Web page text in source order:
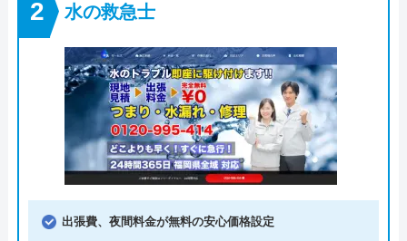
水の救急士
出張費、夜間料金が無料の安心価格設定